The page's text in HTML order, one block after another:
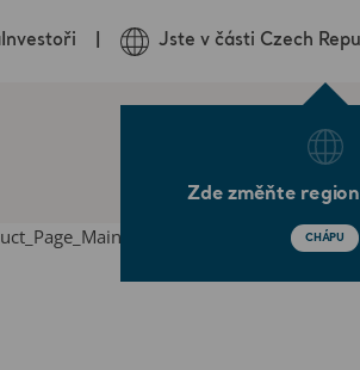
Investoři Jste v části Czech
Zde změňte
CHÁPU